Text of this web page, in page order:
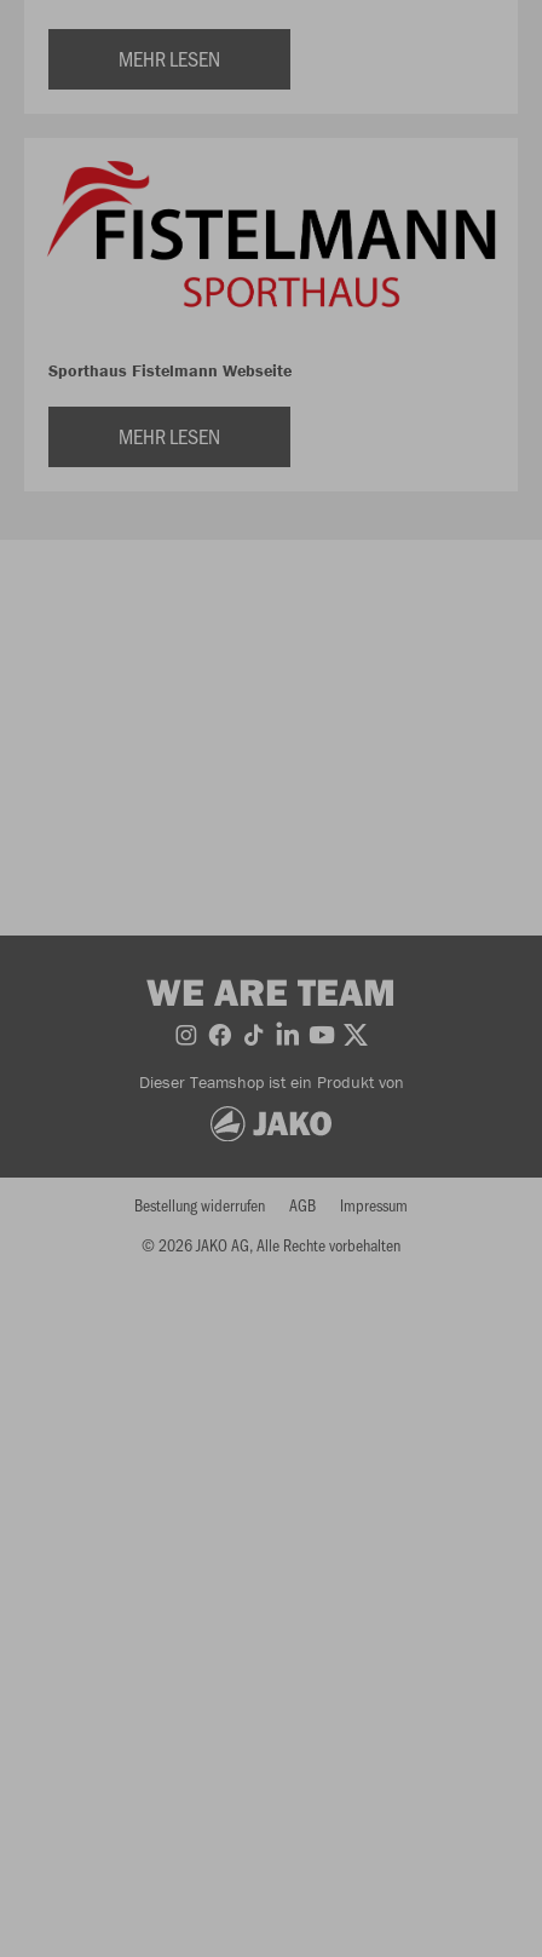
MEHR LESEN
Sporthaus Fistelmann Webseite
MEHR LESEN
WE ARE TEAM
Dieser Teamshop ist ein Produkt von
© 2026 JAKO AG, Alle Rechte vorbehalten
Bestellung widerrufen AGB Impressum